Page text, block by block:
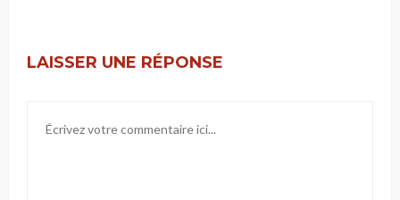
LAISSER UNE RÉPONSE